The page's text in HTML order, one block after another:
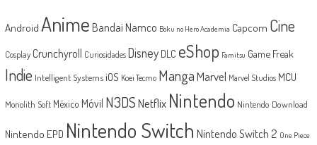
Android Anime Bandai Namco Boku no Hero Academia Capcom Cine
Cosplay Crunchyroll Curiosidades Disney DLC eShop Famitsu Game Freak
Indie Intelligent Systems iOS Koei Tecmo MangaMarvel Marvel Studios MCU
Monolith Soft México Móvil N3DSNetflix Nintendo Nintendo Download
Nintendo EPD Nintendo Switch Nintendo Switch 2 One Piece